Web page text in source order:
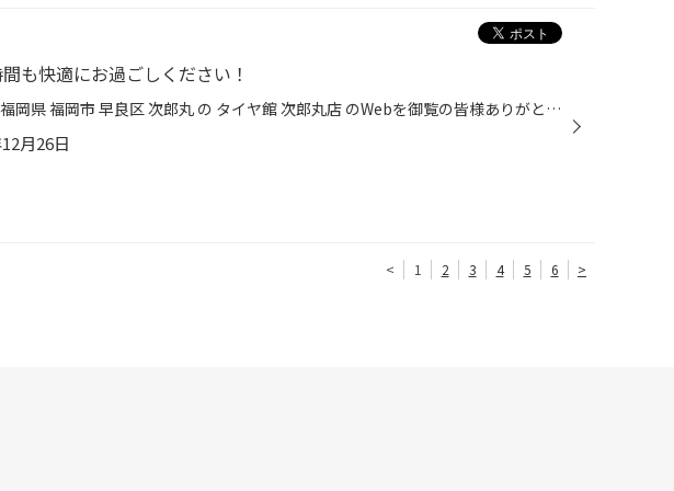
も快適にお過ごしください！
いつも 福岡県 福岡市 早良区 次郎丸 の タイヤ館 次郎丸店 のWebを御覧の皆様ありがとうございます♪ こんにちは～！！ 福岡市 早良区 にある タイヤ屋さん タイヤ館 次郎丸店のWEBを ご覧頂きありがとうございます₍₍ ( ๑॔˃̶◡ ˂̶๑॓)◞♡ タイヤの交換、お見積もりはもちろん！！ メンテナンスもお任せ...
月26日
< 1 2 3 4 5 6 >